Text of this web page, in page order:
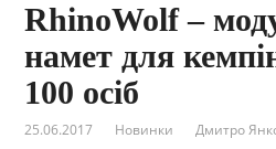
RhinoWolf –
намет для
100 осіб
25.06.2017 Новинки Дмитро